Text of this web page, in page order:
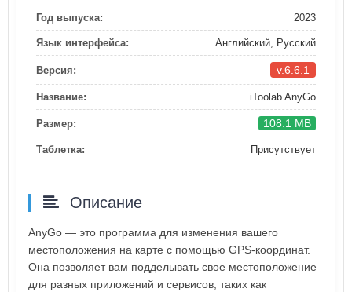
Год выпуска: 2023
Язык интерфейса: Английский, Русский
Версия: v.6.6.1
Название: iToolab AnyGo
Размер: 108.1 MB
Таблетка: Присутствует
Описание
AnyGo — это программа для изменения вашего
местоположения на карте с помощью GPS-координат.
Она позволяет вам подделывать свое местоположение
для разных приложений и сервисов, таких как